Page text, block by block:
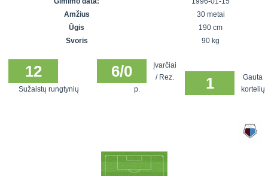
SFL rudens
Snaigės taurė
čempionatas
Vilnius
Amžius
30 metai
Ūgis
190 cm
Svoris
90 kg
12
Sužaistų rungtynių
6/0
Įvarčiai
/ Rez.
p.
1
Gauta
kortelių